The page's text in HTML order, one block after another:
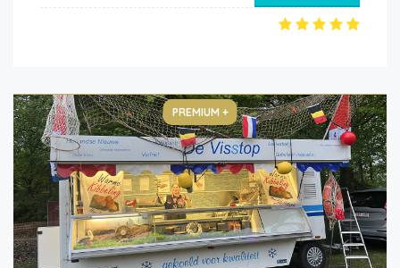
PREMIUM +